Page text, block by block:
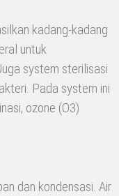
kadang-kadang
untuk
system sterilisasi
Pada system ini
ozone (O3)
dan kondensasi. Air